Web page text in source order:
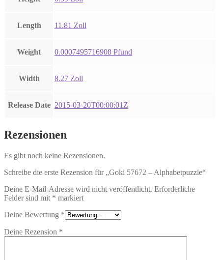
Length 11.81 Zoll
Weight 0.0007495716908 Pfund
Width 8.27 Zoll
Release Date 2015-03-20T00:00:01Z
Rezensionen
Es gibt noch keine Rezensionen.
Schreibe die erste Rezension für „Goki 57672 – Alphabetpuzzle“
Deine E-Mail-Adresse wird nicht veröffentlicht. Erforderliche
Felder sind mit * markiert
Deine Bewertung *
Deine Rezension *